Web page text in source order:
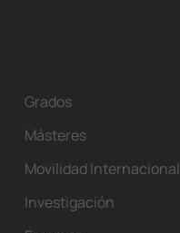
Grados
Másteres
Movilidad Internacional
Investigación